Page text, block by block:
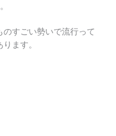
すごい勢いで流行って
ます。